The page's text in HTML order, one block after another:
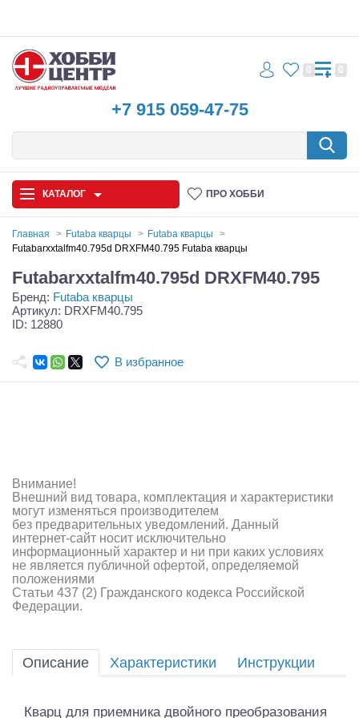
+7 915 059-47-75
0 0
КАТАЛОГ ПРО ХОББИ
Запчасти и аксессуары
Игрушки
Самолеты
Аппаратура и электроника
Аккумуляторы и батарейки
Зарядные устройства и блоки питания
Двигатели
Инструмент,измерительные приборы,расходники
Главная Futaba кварцы
Futaba кварцы
Futabarxxtalfm40.795d DRXFM40.795 Futaba кварцы
Futabarxxtalfm40.795d DRXFM40.795
Бренд: Futaba кварцы
Артикул: DRXFM40.795
ID: 12880
В избранное
Внимание!
Внешний вид товара, комплектация и характеристики
могут изменяться производителем
без предварительных уведомлений. Данный
интернет-сайт носит исключительно
информационный характер и ни при каких условиях
не является публичной офертой, определяемой
положениями
Статьи 437 (2) Гражданского кодекса Российской
Федерации.
Описание Характеристики Инструкции
Кварц для приемника двойного преобразования